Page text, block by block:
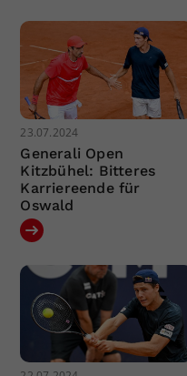
23.07.2024
Generali Open
Kitzbühel: Bitteres
Karriereende für
Oswald